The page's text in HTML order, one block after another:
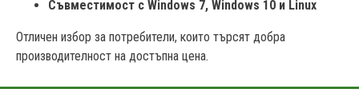
Съвместимост с Windows 7, Windows 10 и Linux
Отличен избор за потребители, които търсят добра
производителност на достъпна цена.